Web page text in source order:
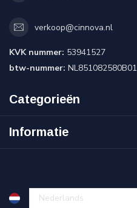
verkoop@cinnova.nl
KVK nummer: 53941527
btw-nummer: NL851082580B01
Categorieën
Informatie